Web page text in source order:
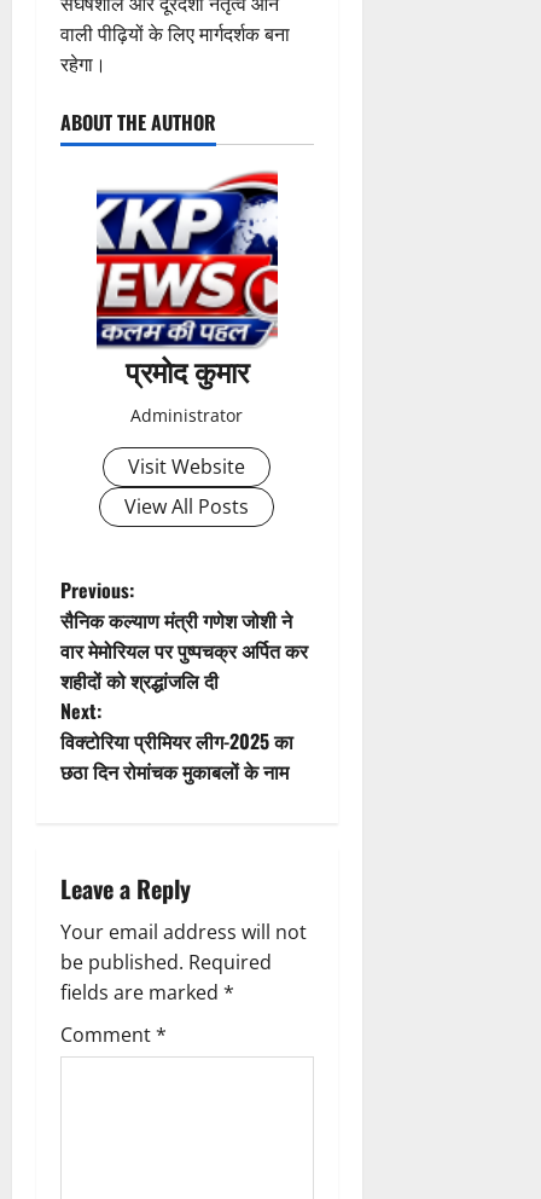
वाली पीढ़ियों के लिए मार्गदर्शक बना
रहेगा।
ABOUT THE AUTHOR
प्रमोद कुमार
Administrator
Visit Website
View All Posts
P
o
s
t
v
i
g
a
Previous:
सैनिक कल्याण मंत्री गणेश जोशी ने
वार मेमोरियल पर पुष्पचक्र अर्पित कर
शहीदों को श्रद्धांजलि दी
Next:
विक्टोरिया प्रीमियर लीग-2025 का
छठा दिन रोमांचक मुकाबलों के नाम
Leave a Reply
Your email address will not
be published. Required
fields are marked *
Comment*